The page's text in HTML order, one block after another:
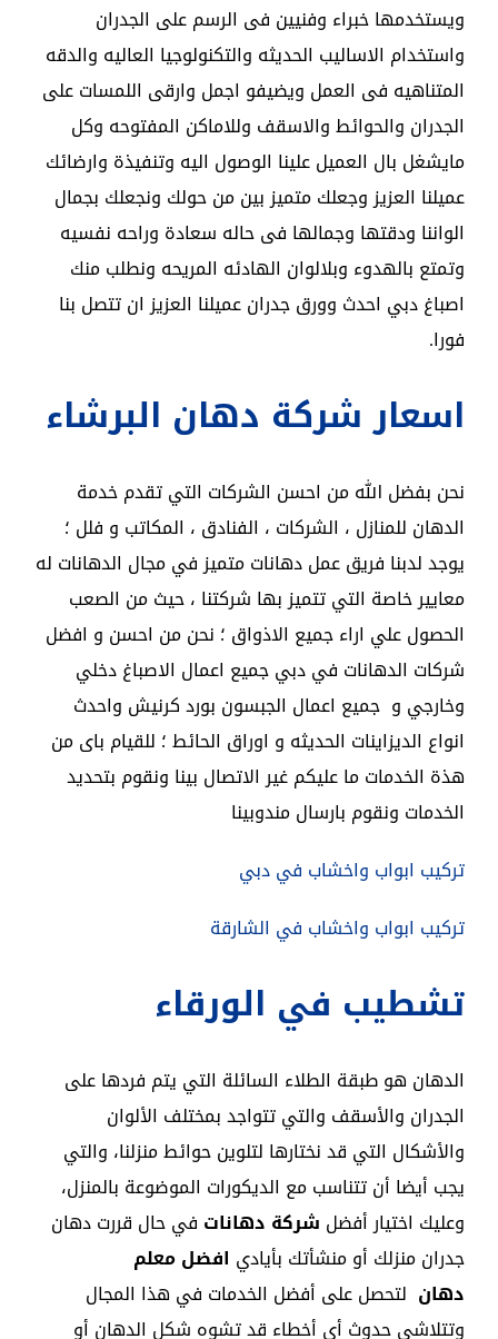
ويستخدمها خبراء وفنيين فى الرسم على الجدران
واستخدام الاساليب الحديثه والتكنولوجيا العاليه والدقه
المتناهيه فى العمل ويضيفو اجمل وارقى اللمسات على
الجدران والحوائط والاسقف وللاماكن المفتوحه وكل
مايشغل بال العميل علينا الوصول اليه وتنفيذة وارضائك
عميلنا العزيز وجعلك متميز بين من حولك ونجعلك بجمال
الواننا ودقتها وجمالها فى حاله سعادة وراحه نفسيه
وتمتع بالهدوء وبلالوان الهادئه المريحه ونطلب منك
اصباغ دبي احدث وورق جدران عميلنا العزيز ان تتصل بنا
فورا.
اسعار شركة دهان البرشاء
نحن بفضل الله من احسن الشركات التي تقدم خدمة
الدهان للمنازل ، الشركات ، الفنادق ، المكاتب و فلل ؛
يوجد لدبنا فريق عمل دهانات متميز في مجال الدهانات له
معايير خاصة التي تتميز بها شركتنا ، حيث من الصعب
الحصول علي اراء جميع الاذواق ؛ نحن من احسن و افضل
شركات الدهانات في دبي جميع اعمال الاصباغ دخلي
وخارجي و جميع اعمال الجبسون بورد كرنيش واحدث
انواع الديزاينات الحديثه و اوراق الحائط ؛ للقيام باى من
هذة الخدمات ما عليكم غير الاتصال بينا ونقوم بتحديد
الخدمات ونقوم بارسال مندوبينا
تركيب ابواب واخشاب في دبي
تركيب ابواب واخشاب في الشارقة
تشطيب في الورقاء
الدهان هو طبقة الطلاء السائلة التي يتم فردها على
الجدران والأسقف والتي تتواجد بمختلف الألوان
والأشكال التي قد نختارها لتلوين حوائط منزلنا، والتي
يجب أيضا أن تتناسب مع الديكورات الموضوعة بالمنزل،
وعليك اختيار أفضل شركة دهانات في حال قررت دهان
جدران منزلك أو منشأتك بأيادي افضل معلم
دهان لتحصل على أفضل الخدمات في هذا المجال
وتتلاشى حدوث أي أخطاء قد تشوه شكل الدهان أو